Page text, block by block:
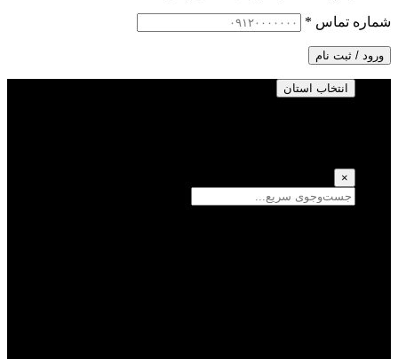
شماره تماس *
ورود / ثبت نام
انتخاب استان
×